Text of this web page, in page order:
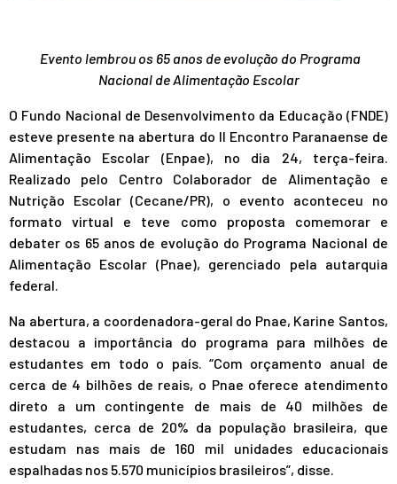
Evento lembrou os 65 anos de evolução do Programa
Nacional de Alimentação Escolar
O Fundo Nacional de Desenvolvimento da Educação (FNDE)
esteve presente na abertura do II Encontro Paranaense de
Alimentação Escolar (Enpae), no dia 24, terça-feira.
Realizado pelo Centro Colaborador de Alimentação e
Nutrição Escolar (Cecane/PR), o evento aconteceu no
formato virtual e teve como proposta comemorar e
debater os 65 anos de evolução do Programa Nacional de
Alimentação Escolar (Pnae), gerenciado pela autarquia
federal.
Na abertura, a coordenadora-geral do Pnae, Karine Santos,
destacou a importância do programa para milhões de
estudantes em todo o país. “Com orçamento anual de
cerca de 4 bilhões de reais, o Pnae oferece atendimento
direto a um contingente de mais de 40 milhões de
estudantes, cerca de 20% da população brasileira, que
estudam nas mais de 160 mil unidades educacionais
espalhadas nos 5.570 municípios brasileiros”, disse.